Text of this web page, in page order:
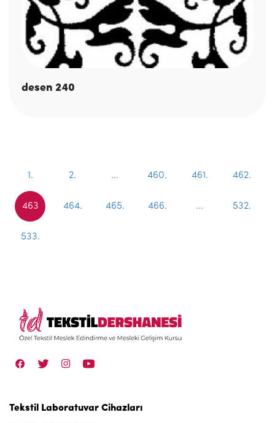
desen 240
1. 2. ... 460. 461. 462.
463 464. 465. 466. ... 532.
533.
Tekstil Laboratuvar Cihazları